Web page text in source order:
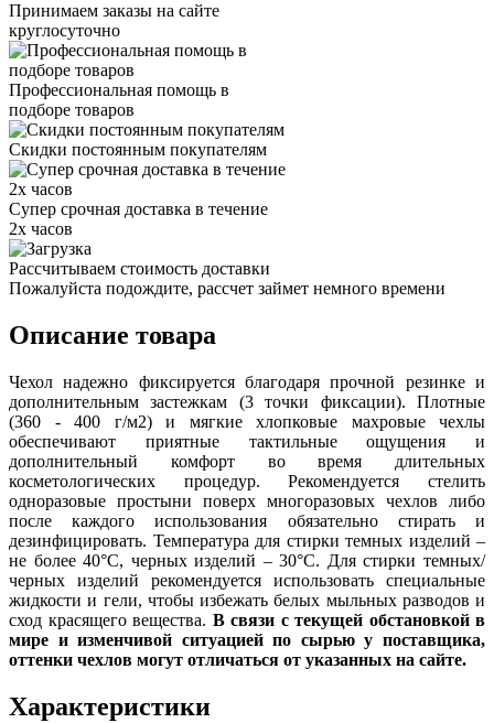
Принимаем заказы на сайте
круглосуточно
Профессиональная помощь в
подборе товаров
Скидки постоянным покупателям
Супер срочная доставка в течение
2х часов
Рассчитываем стоимость доставки
Пожалуйста подождите, рассчет займет немного времени
Описание товара
Чехол надежно фиксируется благодаря прочной резинке и
дополнительным застежкам (3 точки фиксации). Плотные
(360 - 400 г/м2) и мягкие хлопковые махровые чехлы
обеспечивают приятные тактильные ощущения и
дополнительный комфорт во время длительных
косметологических процедур. Рекомендуется стелить
одноразовые простыни поверх многоразовых чехлов либо
после каждого использования обязательно стирать и
дезинфицировать. Температура для стирки темных изделий –
не более 40°С, черных изделий – 30°С. Для стирки темных/
черных изделий рекомендуется использовать специальные
жидкости и гели, чтобы избежать белых мыльных разводов и
сход красящего вещества. В связи с текущей обстановкой в
мире и изменчивой ситуацией по сырью у поставщика,
оттенки чехлов могут отличаться от указанных на сайте.
Характеристики